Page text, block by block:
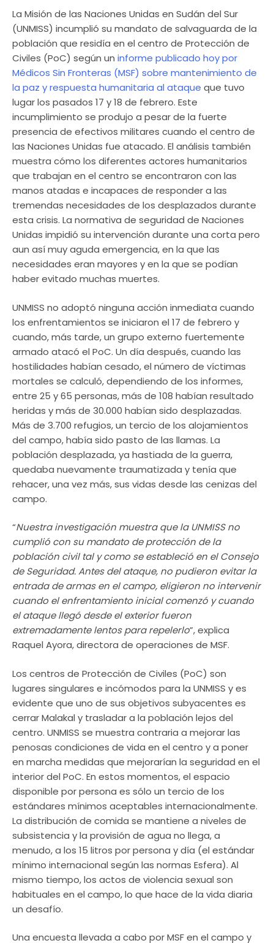
La Misión de las Naciones Unidas en Sudán del Sur
(UNMISS) incumplió su mandato de salvaguarda de la
población que residía en el centro de Protección de
Civiles (PoC) según un informe publicado hoy por
Médicos Sin Fronteras (MSF) sobre mantenimiento de
la paz y respuesta humanitaria al ataque que tuvo
lugar los pasados 17 y 18 de febrero. Este
incumplimiento se produjo a pesar de la fuerte
presencia de efectivos militares cuando el centro de
las Naciones Unidas fue atacado. El análisis también
muestra cómo los diferentes actores humanitarios
que trabajan en el centro se encontraron con las
manos atadas e incapaces de responder a las
tremendas necesidades de los desplazados durante
esta crisis. La normativa de seguridad de Naciones
Unidas impidió su intervención durante una corta pero
aun así muy aguda emergencia, en la que las
necesidades eran mayores y en la que se podían
haber evitado muchas muertes.
UNMISS no adoptó ninguna acción inmediata cuando
los enfrentamientos se iniciaron el 17 de febrero y
cuando, más tarde, un grupo externo fuertemente
armado atacó el PoC. Un día después, cuando las
hostilidades habían cesado, el número de víctimas
mortales se calculó, dependiendo de los informes,
entre 25 y 65 personas, más de 108 habían resultado
heridas y más de 30.000 habían sido desplazadas.
Más de 3.700 refugios, un tercio de los alojamientos
del campo, había sido pasto de las llamas. La
población desplazada, ya hastiada de la guerra,
quedaba nuevamente traumatizada y tenía que
rehacer, una vez más, sus vidas desde las cenizas del
campo.
“Nuestra investigación muestra que la UNMISS no
cumplió con su mandato de protección de la
población civil tal y como se estableció en el Consejo
de Seguridad. Antes del ataque, no pudieron evitar la
entrada de armas en el campo, eligieron no intervenir
cuando el enfrentamiento inicial comenzó y cuando
el ataque llegó desde el exterior fueron
extremadamente lentos para repelerlo”, explica
Raquel Ayora, directora de operaciones de MSF.
Los centros de Protección de Civiles (PoC) son
lugares singulares e incómodos para la UNMISS y es
evidente que uno de sus objetivos subyacentes es
cerrar Malakal y trasladar a la población lejos del
centro. UNMISS se muestra contraria a mejorar las
penosas condiciones de vida en el centro y a poner
en marcha medidas que mejorarían la seguridad en el
interior del PoC. En estos momentos, el espacio
disponible por persona es sólo un tercio de los
estándares mínimos aceptables internacionalmente.
La distribución de comida se mantiene a niveles de
subsistencia y la provisión de agua no llega, a
menudo, a los 15 litros por persona y día (el estándar
mínimo internacional según las normas Esfera). Al
mismo tiempo, los actos de violencia sexual son
habituales en el campo, lo que hace de la vida diaria
un desafío.
Una encuesta llevada a cabo por MSF en el campo y